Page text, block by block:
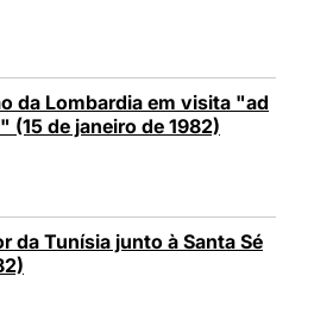
da Lombardia em visita "ad
de janeiro de 1982)
da Tunísia junto à Santa Sé